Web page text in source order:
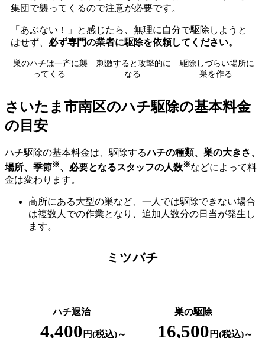
集団で襲ってくるので注意が必要です。
「あぶない！」と感じたら、無理に自分で駆除しようと
はせず、 必ず専門の業者に駆除を依頼してください。
巣のハチは一斉に襲
ってくる
刺激すると攻撃的に
なる
駆除しづらい場所に
巣を作る
さいたま市南区のハチ駆除の基本料金
の目安
ハチ駆除の基本料金は、駆除するハチの種類、巣の大きさ、
場所、季節※、必要となるスタッフの人数※などによって料
金は変わります。
高所にある大型の巣など、一人では駆除できない場合
は複数人での作業となり、追加人数分の日当が発生し
ます。
ミツバチ
ハチ退治
4,400 円(税込)～
巣の駆除
16,500 円(税込)～